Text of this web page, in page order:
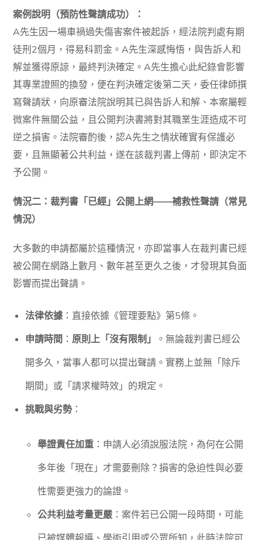
案例說明（預防性聲請成功）：
A先生因一場車禍過失傷害案件被起訴，經法院判處有期
徒刑2個月，得易科罰金。A先生深感悔悟，與告訴人和
解並獲得原諒，最終判決確定。A先生擔心此紀錄會影響
其專業證照的換發，便在判決確定後第二天，委任律師撰
寫聲請狀，向原審法院說明其已與告訴人和解、本案屬輕
微案件無關公益，且公開判決書將對其職業生涯造成不可
逆之損害。法院審酌後，認A先生之情狀確實有保護必
要，且無顯著公共利益，遂在該裁判書上傳前，即決定不
予公開。
情況二：裁判書「已經」公開上網——補救性聲請（常見
情況）
大多數的申請都屬於這種情況，亦即當事人在裁判書已經
被公開在網路上數月、數年甚至更久之後，才發現其負面
影響而提出聲請。
法律依據：直接依據《管理要點》第5條。
申請時間 ：原則上「沒有限制」
。無論裁判書已經公
開多久，當事人都可以提出聲請。實務上並無「除斥
期間」或「請求權時效」的規定。
挑戰與劣勢：
舉證責任加重：申請人必須說服法院，為何在公開
多年後「現在」才需要刪除？損害的急迫性與必要
性需要更強力的論證。
公共利益考量更嚴：案件若已公開一段時間，可能